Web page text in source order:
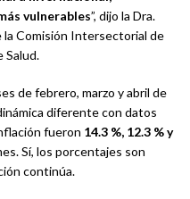
vulnerables”, dijo la Dra.
la Comisión Intersectorial de
Salud.
de febrero, marzo y abril de
diferente con datos
fueron 14.3 %, 12.3 % y
Sí, los porcentajes son
continúa.